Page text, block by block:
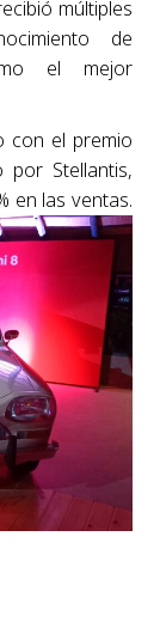
múltiples
de
el mejor
con el premio
por Stellantis,
en las ventas.